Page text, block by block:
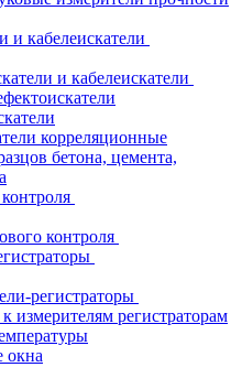
и кабелеискатели
и кабелеискатели
корреляционные
бетона, цемента,
контроля
регистраторы
измерителям регистраторам
окна